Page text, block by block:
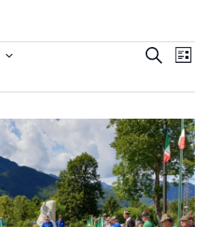
viste
Cerca
Lista